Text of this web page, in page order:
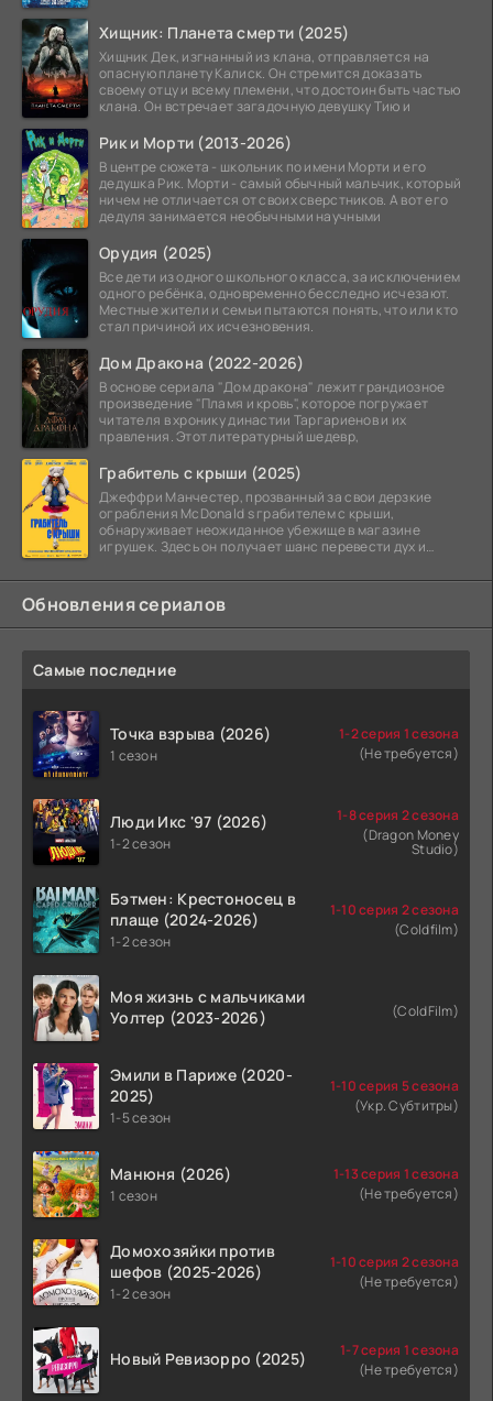
Хищник: Планета смерти (2025)
Хищник Дек, изгнанный из клана, отправляется на
опасную планету Калиск. Он стремится доказать
своему отцу и всему племени, что достоин быть частью
клана. Он встречает загадочную девушку Тию и
Рик и Морти (2013-2026)
В центре сюжета - школьник по имени Морти и его
дедушка Рик. Морти - самый обычный мальчик, который
ничем не отличается от своих сверстников. А вот его
дедуля занимается необычными научными
Орудия (2025)
Все дети из одного школьного класса, за исключением
одного ребёнка, одновременно бесследно исчезают.
Местные жители и семьи пытаются понять, что или кто
стал причиной их исчезновения.
Дом Дракона (2022-2026)
В основе сериала "Дом дракона" лежит грандиозное
произведение "Пламя и кровь", которое погружает
читателя в хронику династии Таргариенов и их
правления. Этот литературный шедевр,
Грабитель с крыши (2025)
Джеффри Манчестер, прозванный за свои дерзкие
ограбления McDonald s грабителем с крыши,
обнаруживает неожиданное убежище в магазине
игрушек. Здесь он получает шанс перевести дух и
Обновления сериалов
Самые последние
Точка взрыва (2026)
1 сезон
1-2 серия 1 сезона
(Не требуется)
Люди Икс '97 (2026)
1-2 сезон
1-8 серия 2 сезона
(Dragon Money
Studio)
Бэтмен: Крестоносец в
плаще (2024-2026)
1-2 сезон
1-10 серия 2 сезона
(Coldfilm)
Моя жизнь с мальчиками
Уолтер (2023-2026)
(ColdFilm)
Эмили в Париже (2020-
2025)
1-5 сезон
1-10 серия 5 сезона
(Укр. Субтитры)
Манюня (2026)
1 сезон
1-13 серия 1 сезона
(Не требуется)
Домохозяйки против
шефов (2025-2026)
1-2 сезон
1-10 серия 2 сезона
(Не требуется)
Новый Ревизорро (2025)
1-7 серия 1 сезона
(Не требуется)